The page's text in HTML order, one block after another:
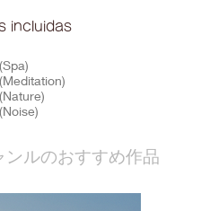
incluidas
ンルのおすすめ作品